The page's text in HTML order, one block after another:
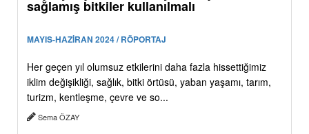
sağlamış bitkiler kullanılmalı
MAYIS-HAZİRAN 2024 / RÖPORTAJ
Her geçen yıl olumsuz etkilerini daha fazla hissettiğimiz
iklim değişikliği, sağlık, bitki örtüsü, yaban yaşamı, tarım,
turizm, kentleşme, çevre ve so...
Sema ÖZAY